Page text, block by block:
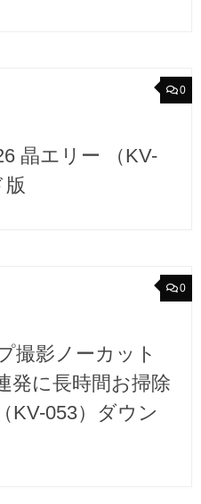
0
晶エリー （KV-
版
0
撮影ノーカット
発に長時間お掃除
KV-053）ダウン